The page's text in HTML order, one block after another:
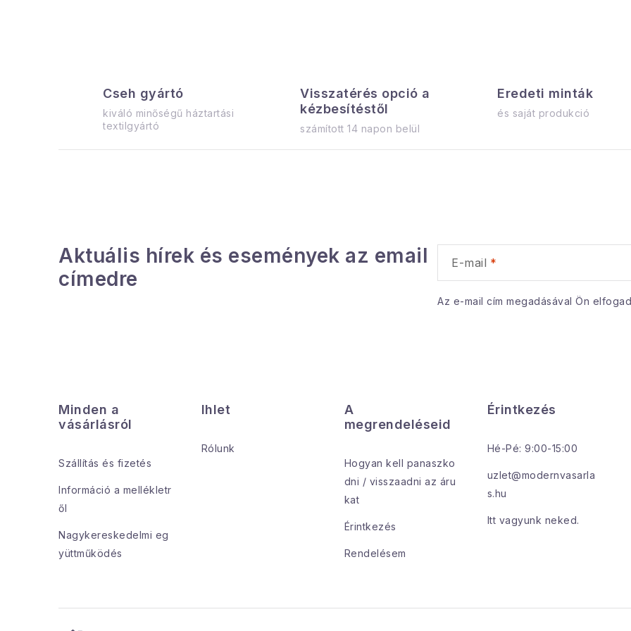
s
t
a
y
Cseh gyártó
kiváló minőségű háztartási
textilgyártó
Visszatérés opció a
kézbesítéstől
számított 14 napon belül
Eredeti minták
és saját produkció
Aktuális hírek és események az email
címedre
E-mail
Az e-mail cím megadásával Ön
Minden a
vásárlásról
Szállítás és fizetés
Információ a mellékletr
ől
Nagykereskedelmi eg
yüttműködés
Ihlet
Rólunk
A
megrendeléseid
Hogyan kell panaszko
dni / visszaadni az áru
kat
Érintkezés
Rendelésem
Érintkezés
Hé-Pé: 9:00-15:00
uzlet@modernvasarla
s.hu
Itt vagyunk neked.